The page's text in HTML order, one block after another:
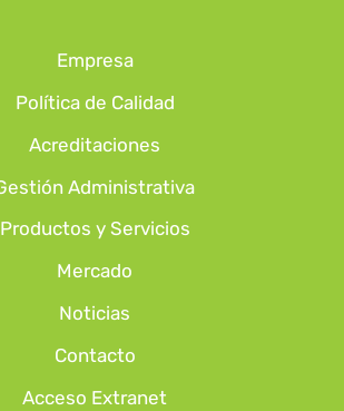
Empresa
Política de Calidad
Acreditaciones
Administrativa
Productos y Servicios
Mercado
Noticias
Contacto
Acceso Extranet